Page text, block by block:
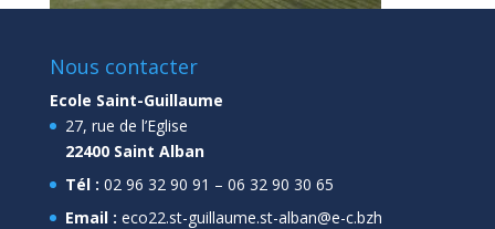
Nous contacter
Ecole Saint-Guillaume
27, rue de l’Eglise
22400 Saint Alban
Tél : 02 96 32 90 91 – 06 32 90 30 65
Email : eco22.st-guillaume.st-alban@e-c.bzh